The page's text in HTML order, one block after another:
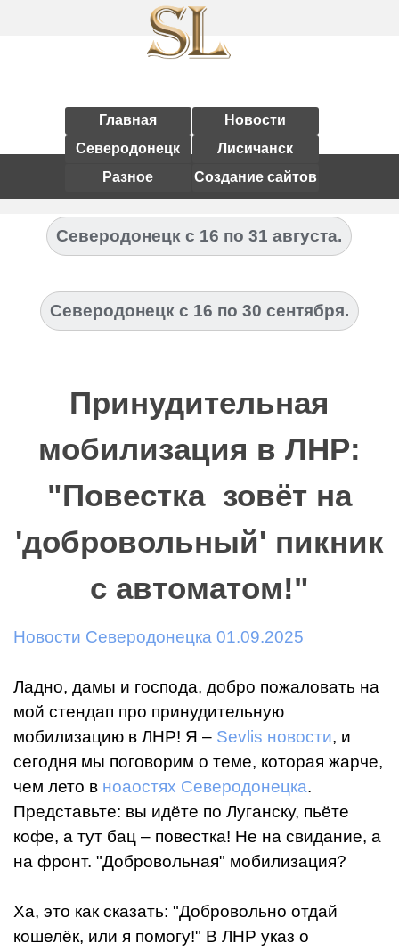
Главная
Новости
Северодонецк
Лисичанск
Разное
Создание сайтов
Северодонецк с 16 по 31 августа.
Северодонецк с 16 по 30 сентября.
Принудительная
мобилизация в ЛНР:
"Повестка зовёт на
'добровольный' пикник
с автоматом!"
Новости Северодонецка 01.09.2025
Ладно, дамы и господа, добро пожаловать на
мой стендап про принудительную
мобилизацию в ЛНР! Я – Sevlis новости, и
сегодня мы поговорим о теме, которая жарче,
чем лето в ноаостях Северодонецка.
Представьте: вы идёте по Луганску, пьёте
кофе, а тут бац – повестка! Не на свидание, а
на фронт. "Добровольная" мобилизация?
Ха, это как сказать: "Добровольно отдай
кошелёк, или я помогу!" В ЛНР указ о